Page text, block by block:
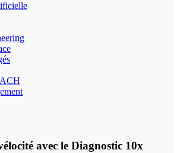
avec le Diagnostic 10x